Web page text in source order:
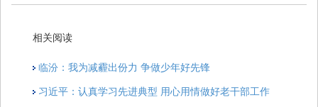
相关阅读
临汾：我为减霾出份力 争做少年好先锋
习近平：认真学习先进典型 用心用情做好老干部工作